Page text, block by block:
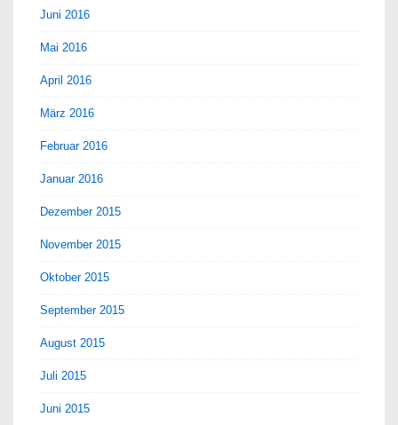
Juni 2016
Mai 2016
April 2016
März 2016
Februar 2016
Januar 2016
Dezember 2015
November 2015
Oktober 2015
September 2015
August 2015
Juli 2015
Juni 2015